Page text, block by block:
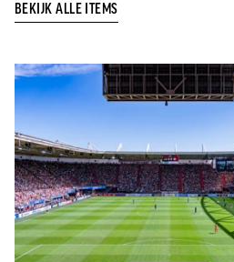
BEKIJK ALLE ITEMS